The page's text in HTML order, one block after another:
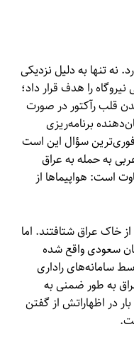
نه تنها به دلیل نزدیکی
را هدف قرار داد؛
قلب رآکتور در صورت
برنامه‌ریزی
سؤال این است
به حمله به عراق
است: هواپیماها از
خاک عراق شتافتند. اما
سعودی واقع شده
سامانه‌های راداری
به طور ضمنی به
در اظهاراتش از گفتن